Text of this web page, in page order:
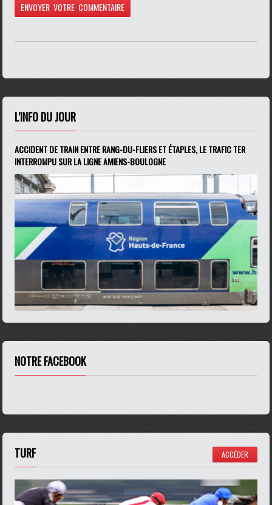
L'INFO DU JOUR
ACCIDENT DE TRAIN ENTRE RANG-DU-FLIERS ET ÉTAPLES, LE TRAFIC TER
INTERROMPU SUR LA LIGNE AMIENS-BOULOGNE
NOTRE FACEBOOK
TURF ACCÉDER